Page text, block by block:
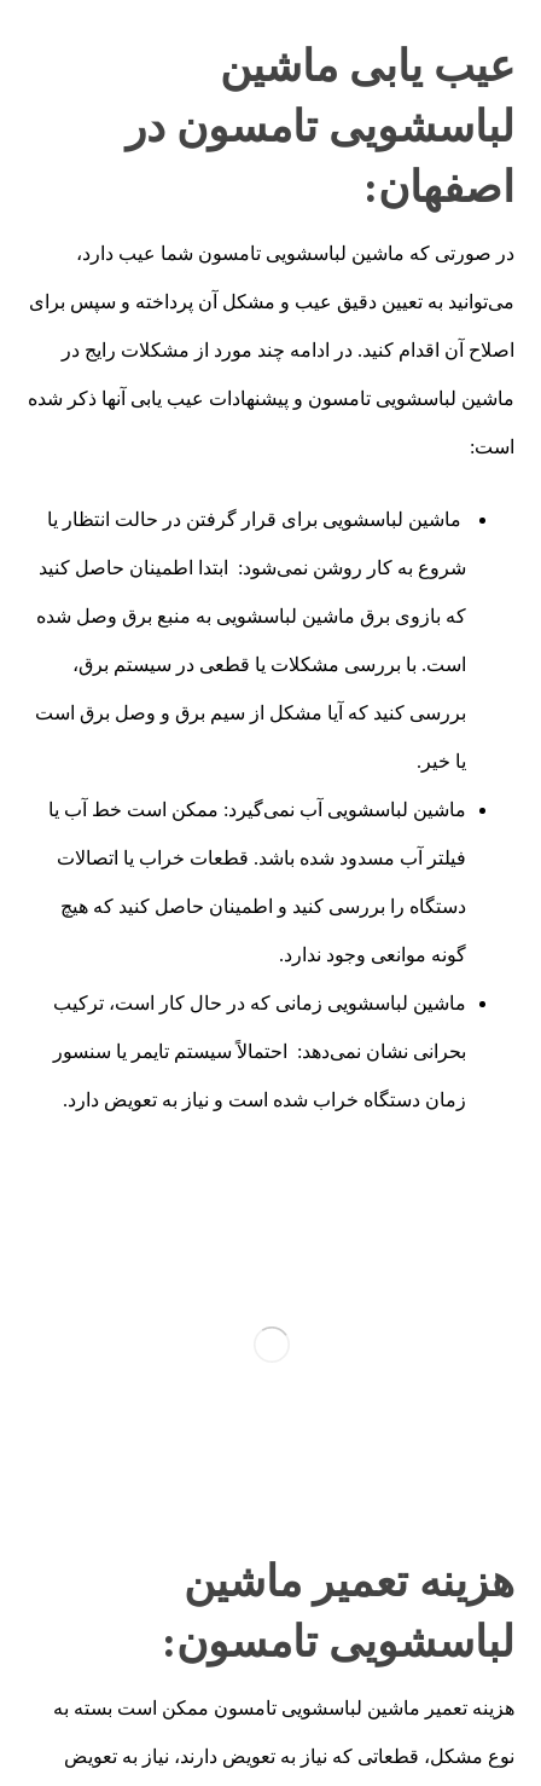
عیب یابی ماشین
لباسشویی تامسون در
اصفهان:
در صورتی که ماشین لباسشویی تامسون شما عیب دارد،
می‌توانید به تعیین دقیق عیب و مشکل آن پرداخته و سپس برای
اصلاح آن اقدام کنید. در ادامه چند مورد از مشکلات رایج در
ماشین لباسشویی تامسون و پیشنهادات عیب یابی آنها ذکر شده
است:
ماشین لباسشویی برای قرار گرفتن در حالت انتظار یا
شروع به کار روشن نمی‌شود: ابتدا اطمینان حاصل کنید
که بازوی برق ماشین لباسشویی به منبع برق وصل شده
است. با بررسی مشکلات یا قطعی در سیستم برق،
بررسی کنید که آیا مشکل از سیم برق و وصل برق است
یا خیر.
ماشین لباسشویی آب نمی‌گیرد: ممکن است خط آب یا
فیلتر آب مسدود شده باشد. قطعات خراب یا اتصالات
دستگاه را بررسی کنید و اطمینان حاصل کنید که هیچ
گونه موانعی وجود ندارد.
ماشین لباسشویی زمانی که در حال کار است، ترکیب
بحرانی نشان نمی‌دهد: احتمالاً سیستم تایمر یا سنسور
زمان دستگاه خراب شده است و نیاز به تعویض دارد.
هزینه تعمیر ماشین
لباسشویی تامسون:
هزینه تعمیر ماشین لباسشویی تامسون ممکن است بسته به
نوع مشکل، قطعاتی که نیاز به تعویض دارند، نیاز به تعویض